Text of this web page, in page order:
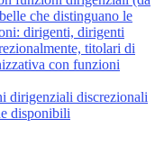
che distinguano le
dirigenti, dirigenti
titolari di
con funzioni
dirigenziali discrezionali
disponibili